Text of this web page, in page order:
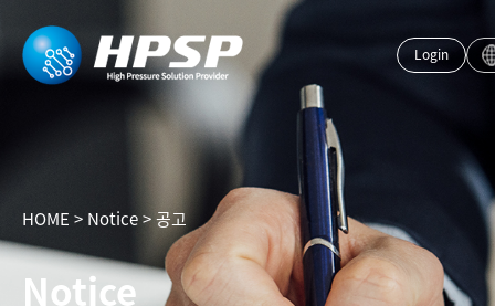
Login
HOME > Notice>공고
Notice